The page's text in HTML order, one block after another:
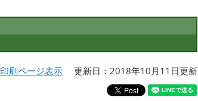
印刷ページ表示 更新日：2018年10月11日更新